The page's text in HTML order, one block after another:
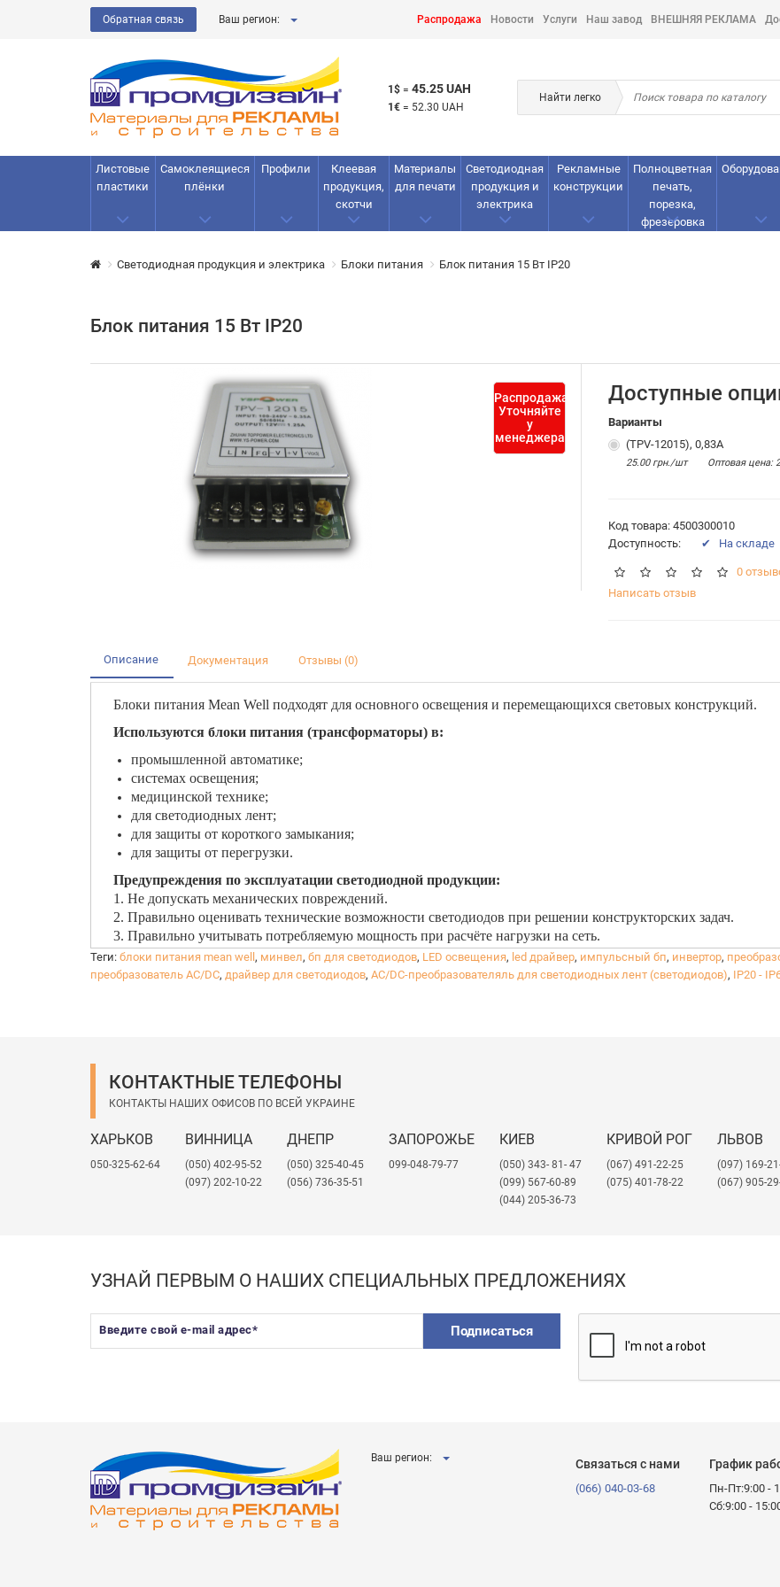
Обратная связь Ваш регион: Распродажа Новости Услуги Наш завод ВНЕШНЯЯ РЕКЛАМА
1$ = 45.25 UAH
1€ = 52.30 UAH
Найти легко
Листовые
пластики
Самоклеящиеся
плёнки
Профили
Клеевая
продукция,
скотчи
Материалы
для печати
Светодиодная
продукция и
электрика
Рекламные
конструкции
Полноцветная
печать,
порезка,
фрезеровка
Светодиодная продукция и электрика Блоки питания Блок питания 15 Вт IP20
Блок питания 15 Вт IP20
Распродажа
Уточняйте
у
менеджера
Доступные
Варианты
(TPV-12015), 0,83А
25.00 грн./шт Оптовая цена:
Код товара: 4500300010
Доступность:
✔ На складе
0
Написать отзыв
Описание Документация Отзывы (0)
Блоки питания Mean Well подходят для основного освещения и перемещающихся световых конструкций.
Используются блоки питания (трансформаторы) в:
промышленной автоматике;
системах освещения;
медицинской технике;
для светодиодных лент;
для защиты от короткого замыкания;
для защиты от перегрузки.
Предупреждения по эксплуатации светодиодной продукции:
1. Не допускать механических повреждений.
2. Правильно оценивать технические возможности светодиодов при решении конструкторских задач.
3. Правильно учитывать потребляемую мощность при расчёте нагрузки на сеть.
4. Правильно учитывать мощность блока питания на необходимое количество светодиодов.
5. Применять допустимого сечения провода, доп. оборудование - учитывать их сопротивление.
IP20 - блоки питания невлагозащищенные для использования
IP67 - влагозащищенные блоки питания для использования
Теги: блоки питания mean well , минвел, бп для светодиодов, LED освещения, led драйвер, импульсный бп, инвертор,
преобразователь AC/DC, драйвер для светодиодов, AC/DC-преобразователяль для светодиодных лент (светодиодов), IP20 -
КОНТАКТНЫЕ ТЕЛЕФОНЫ
КОНТАКТЫ НАШИХ ОФИСОВ ПО ВСЕЙ УКРАИНЕ
ХАРЬКОВ
050-325-62-64
ВИННИЦА
(050) 402-95-52
(097) 202-10-22
ДНЕПР
(050) 325-40-45
(056) 736-35-51
ЗАПОРОЖЬЕ
099-048-79-77
КИЕВ
(050) 343- 81- 47
(099) 567-60-89
(044) 205-36-73
КРИВОЙ РОГ
(067) 491-22-25
(075) 401-78-22
ЛЬВОВ
​(097) 169-
(067) 905-
УЗНАЙ ПЕРВЫМ О НАШИХ СПЕЦИАЛЬНЫХ ПРЕДЛОЖЕНИЯХ
Введите свой e-mail адрес* Подписаться
Ваш регион: Связаться с нами
(066) 040-03-68
График
Пн-Пт:9:00 -
Сб:9:00 -